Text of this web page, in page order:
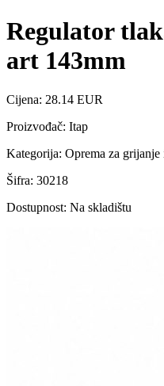
Regulator
art 143mm
Cijena: 28.14 EUR
Proizvođač: Itap
Kategorija: Oprema za grijanje
Šifra: 30218
Dostupnost: Na skladištu